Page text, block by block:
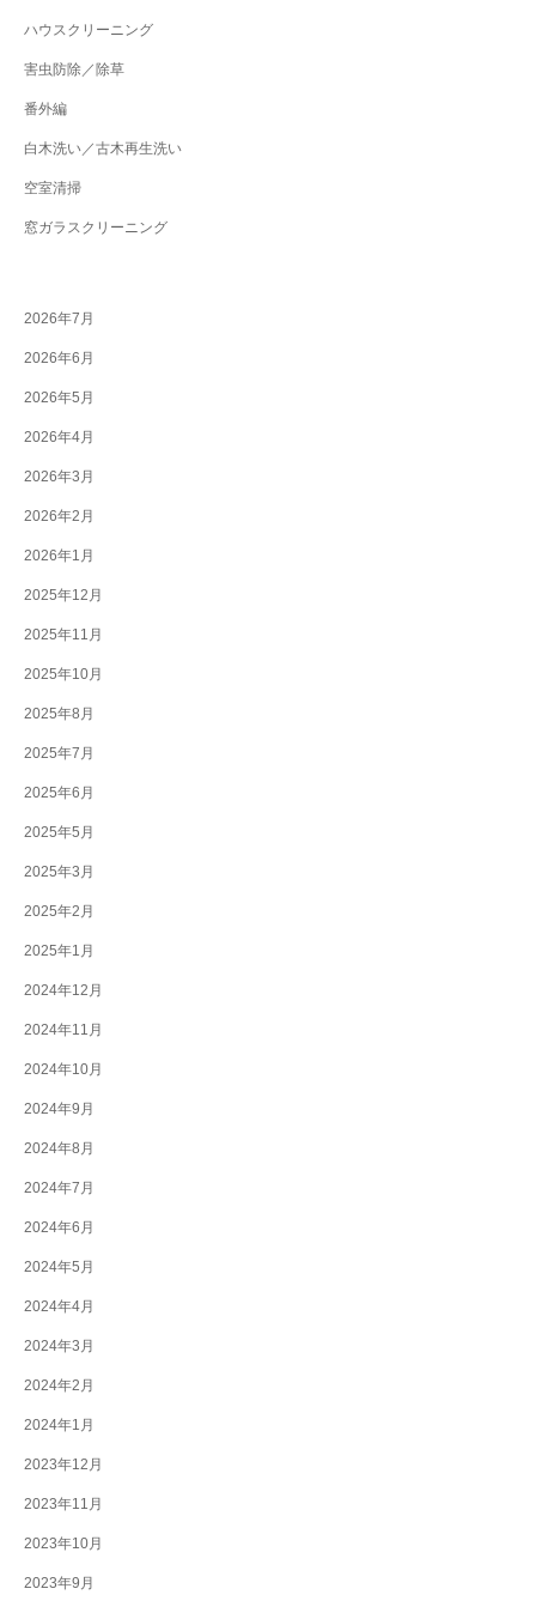
ハウスクリーニング
害虫防除／除草
番外編
白木洗い／古木再生洗い
空室清掃
窓ガラスクリーニング
2026年7月
2026年6月
2026年5月
2026年4月
2026年3月
2026年2月
2026年1月
2025年12月
2025年11月
2025年10月
2025年8月
2025年7月
2025年6月
2025年5月
2025年3月
2025年2月
2025年1月
2024年12月
2024年11月
2024年10月
2024年9月
2024年8月
2024年7月
2024年6月
2024年5月
2024年4月
2024年3月
2024年2月
2024年1月
2023年12月
2023年11月
2023年10月
2023年9月